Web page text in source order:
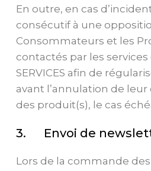
En outre, en cas
consécutif à une
Consommateurs et les
contactés par les services
SERVICES afin de
avant l’annulation de
des produit(s), le cas
3. Envoi de
Lors de la commande